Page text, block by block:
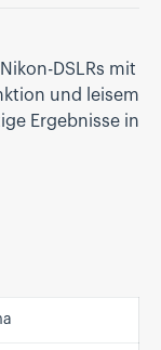
DSLRs mit
und leisem
Ergebnisse in